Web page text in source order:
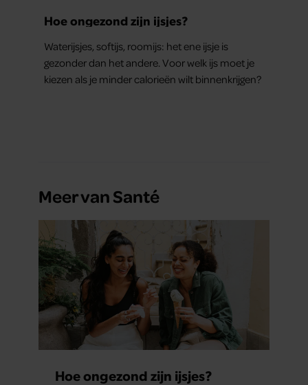
Hoe ongezond zijn ijsjes?
Waterijsjes, softijs, roomijs: het ene ijsje is
gezonder dan het andere. Voor welk ijs moet je
kiezen als je minder calorieën wilt binnenkrijgen?
Meer van Santé
Hoe ongezond zijn ijsjes?